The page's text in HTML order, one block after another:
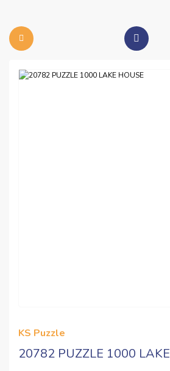
KS Puzzle
20782 PUZZLE 1000